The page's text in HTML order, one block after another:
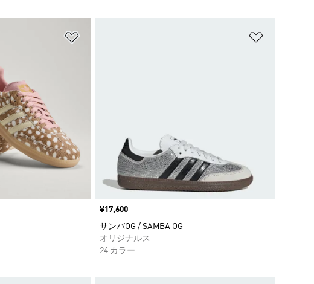
価格
¥17,600
サンバOG / SAMBA OG
オリジナルス
24 カラー